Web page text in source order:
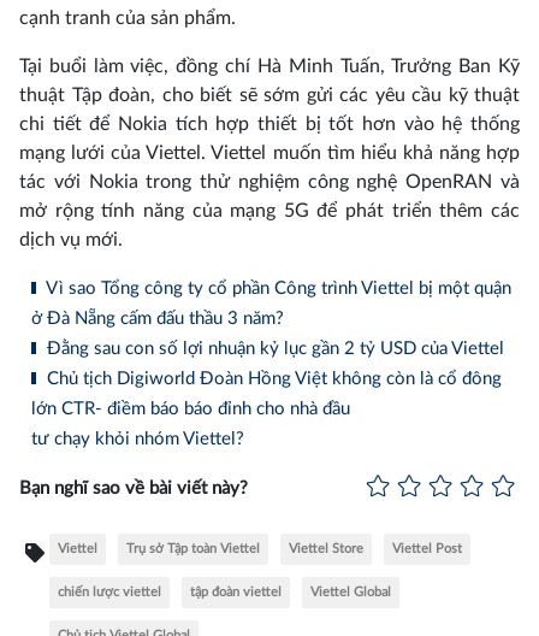
cạnh tranh của sản phẩm.
Tại buổi làm việc, đồng chí Hà Minh Tuấn, Trưởng Ban Kỹ
thuật Tập đoàn, cho biết sẽ sớm gửi các yêu cầu kỹ thuật
chi tiết để Nokia tích hợp thiết bị tốt hơn vào hệ thống
mạng lưới của Viettel. Viettel muốn tìm hiểu khả năng hợp
tác với Nokia trong thử nghiệm công nghệ OpenRAN và
mở rộng tính năng của mạng 5G để phát triển thêm các
dịch vụ mới.
Vì sao Tổng công ty cổ phần Công trình Viettel bị một quận
ở Đà Nẵng cấm đấu thầu 3 năm?
Đằng sau con số lợi nhuận kỷ lục gần 2 tỷ USD của Viettel
Chủ tịch Digiworld Đoàn Hồng Việt không còn là cổ đông
lớn CTR- điềm báo báo đỉnh cho nhà đầu
tư chạy khỏi nhóm Viettel?
Bạn nghĩ sao về bài viết này?
Viettel Trụ sở Tập toàn Viettel Viettel Store Viettel Post
chiến lược viettel tập đoàn viettel Viettel Global